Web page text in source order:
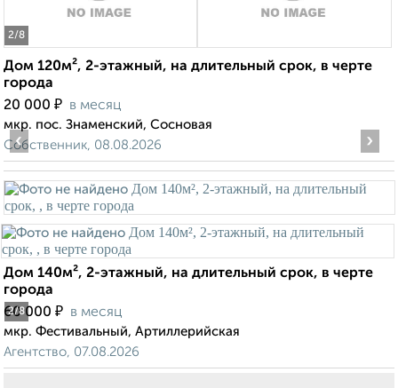
2/8
Дом 120м², 2-этажный, на длительный срок, в черте
города
20 000 ₽ в месяц
мкр. пос. Знаменский, Сосновая
Собственник, 08.08.2026
2/8
‹ ›
Дом 140м², 2-этажный, на длительный срок, в черте
города
60 000 ₽ в месяц
мкр. Фестивальный, Артиллерийская
Агентство, 07.08.2026